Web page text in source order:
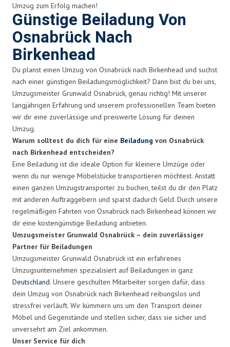
Umzug zum Erfolg machen!
Günstige Beiladung Von
Osnabrück Nach
Birkenhead
Du planst einen Umzug von Osnabrück nach Birkenhead und suchst
nach einer günstigen Beiladungsmöglichkeit? Dann bist du bei uns,
Umzugsmeister Grunwald Osnabrück, genau richtig! Mit unserer
langjährigen Erfahrung und unserem professionellen Team bieten
wir dir eine zuverlässige und preiswerte Lösung für deinen
Umzug.
Warum solltest du dich für eine Beiladung von Osnabrück
nach Birkenhead entscheiden?
Eine Beiladung ist die ideale Option für kleinere Umzüge oder
wenn du nur wenige Möbelstücke transportieren möchtest. Anstatt
einen ganzen Umzugstransporter zu buchen, teilst du dir den Platz
mit anderen Auftraggebern und sparst dadurch Geld. Durch unsere
regelmäßigen Fahrten von Osnabrück nach Birkenhead können wir
dir eine kostengünstige Beiladung anbieten.
Umzugsmeister Grunwald Osnabrück – dein zuverlässiger
Partner für Beiladungen
Umzugsmeister Grunwald Osnabrück ist ein erfahrenes
Umzugsunternehmen spezialisiert auf Beiladungen in ganz
Deutschland. Unsere geschulten Mitarbeiter sorgen dafür, dass
dein Umzug von Osnabrück nach Birkenhead reibungslos und
stressfrei verläuft. Wir kümmern uns um den Transport deiner
Möbel und Gegenstände und stellen sicher, dass sie sicher und
unversehrt am Ziel ankommen.
Unser Service für dich